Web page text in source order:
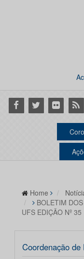
Facebook
Twitter Flickr RSS
Home
BOLETIM
UFS EDIÇÃO Nº 35
Coordenação de